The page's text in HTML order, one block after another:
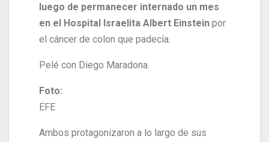
luego de permanecer internado un mes
en el Hospital Israelita Albert Einstein por
el cáncer de colon que padecía.
Pelé con Diego Maradona.
Foto:
EFE
Ambos protagonizaron a lo largo de sus